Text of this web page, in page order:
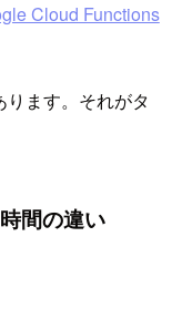
Cloud Functions
ます。それがタ
間の違い